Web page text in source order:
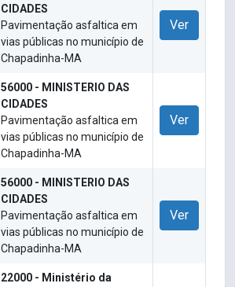
CIDADES
Pavimentação asfaltica em
vias públicas no município de
Chapadinha-MA
Ver
56000 - MINISTERIO DAS
CIDADES
Pavimentação asfaltica em
vias públicas no município de
Chapadinha-MA
Ver
56000 - MINISTERIO DAS
CIDADES
Pavimentação asfaltica em
vias públicas no município de
Chapadinha-MA
Ver
22000 - Ministério da